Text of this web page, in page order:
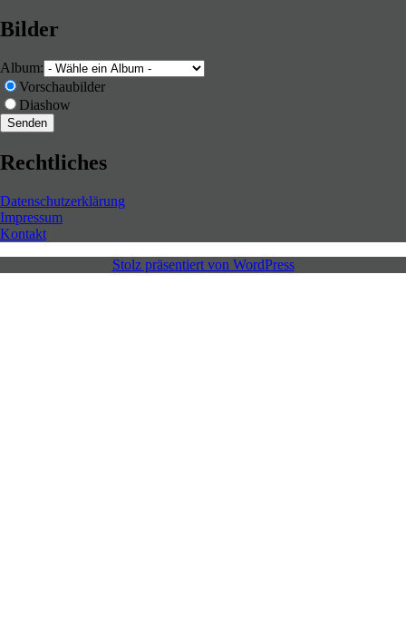
Bilder
Album:
Vorschaubilder
Diashow
Rechtliches
Datenschutzerklärung
Impressum
Kontakt
Stolz präsentiert von WordPress